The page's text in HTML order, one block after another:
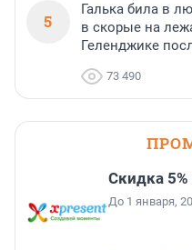
5
Галька била в
в скорые на
Геленджике
73 490
Скидка
До 1 января,